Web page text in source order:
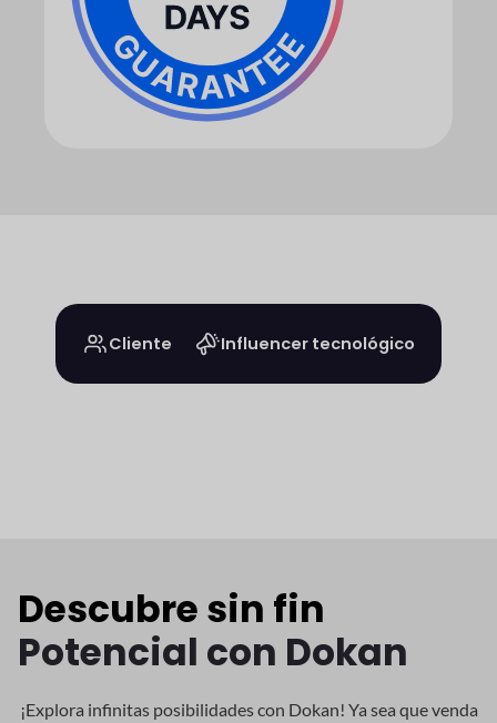
Cliente Influencer tecnológico
Descubre sin fin
Potencial con Dokan
¡Explora infinitas posibilidades con Dokan! Ya sea que venda